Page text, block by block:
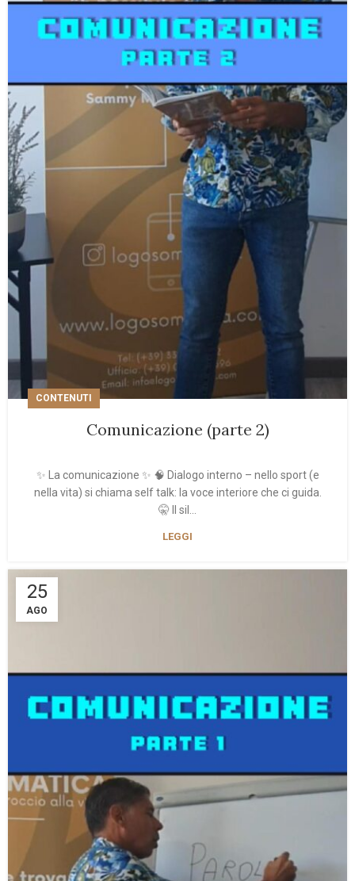
CONTENUTI
Comunicazione (parte 2)
✨ La comunicazione ✨ 🧠 Dialogo interno – nello sport (e
nella vita) si chiama self talk: la voce interiore che ci guida.
🤫 Il sil...
LEGGI
25
AGO